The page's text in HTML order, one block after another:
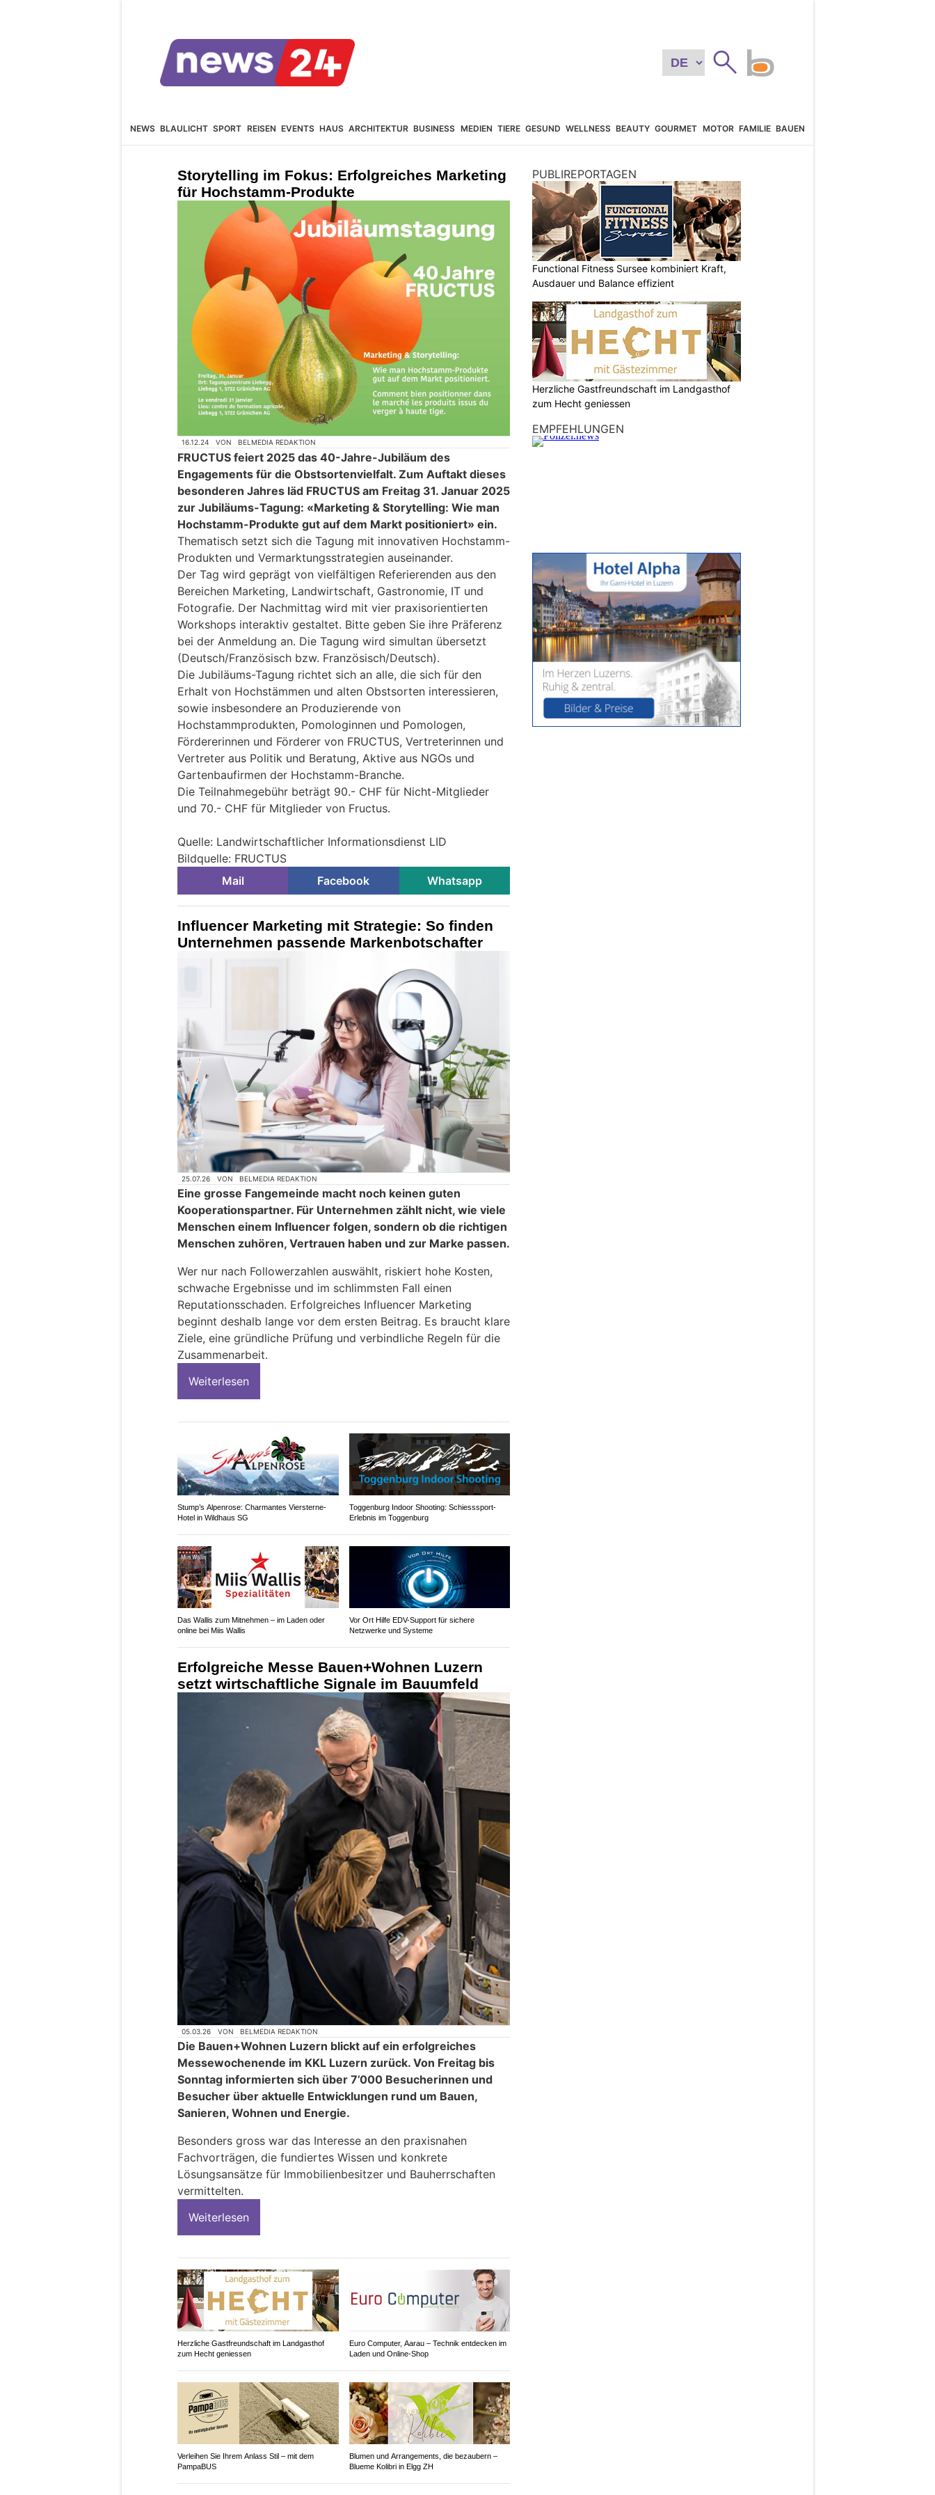
NEWS BLAULICHT SPORT REISEN EVENTS HAUS ARCHITEKTUR BUSINESS MEDIEN TIERE GESUND WELLNESS BEAUTY GOURMET MOTOR FAMILIE BAUEN
Storytelling im Fokus: Erfolgreiches Marketing
für Hochstamm-Produkte
16.12.24 VON BELMEDIA REDAKTION
FRUCTUS feiert 2025 das 40-Jahre-Jubiläum des
Engagements für die Obstsortenvielfalt. Zum Auftakt dieses
besonderen Jahres läd FRUCTUS am Freitag 31. Januar 2025
zur Jubiläums-Tagung: «Marketing & Storytelling: Wie man
Hochstamm-Produkte gut auf dem Markt positioniert» ein.
Thematisch setzt sich die Tagung mit innovativen Hochstamm-
Produkten und Vermarktungsstrategien auseinander.
Der Tag wird geprägt von vielfältigen Referierenden aus den
Bereichen Marketing, Landwirtschaft, Gastronomie, IT und
Fotografie. Der Nachmittag wird mit vier praxisorientierten
Workshops interaktiv gestaltet. Bitte geben Sie ihre Präferenz
bei der Anmeldung an. Die Tagung wird simultan übersetzt
(Deutsch/Französisch bzw. Französisch/Deutsch).
Die Jubiläums-Tagung richtet sich an alle, die sich für den
Erhalt von Hochstämmen und alten Obstsorten interessieren,
sowie insbesondere an Produzierende von
Hochstammprodukten, Pomologinnen und Pomologen,
Fördererinnen und Förderer von FRUCTUS, Vertreterinnen und
Vertreter aus Politik und Beratung, Aktive aus NGOs und
Gartenbaufirmen der Hochstamm-Branche.
Die Teilnahmegebühr beträgt 90.- CHF für Nicht-Mitglieder
und 70.- CHF für Mitglieder von Fructus.
Quelle: Landwirtschaftlicher Informationsdienst LID
Bildquelle: FRUCTUS
Mail
Facebook Whatsapp
Influencer Marketing mit Strategie: So finden
Unternehmen passende Markenbotschafter
25.07.26 VON BELMEDIA REDAKTION
Eine grosse Fangemeinde macht noch keinen guten
Kooperationspartner. Für Unternehmen zählt nicht, wie viele
Menschen einem Influencer folgen, sondern ob die richtigen
Menschen zuhören, Vertrauen haben und zur Marke passen.
Wer nur nach Followerzahlen auswählt, riskiert hohe Kosten,
schwache Ergebnisse und im schlimmsten Fall einen
Reputationsschaden. Erfolgreiches Influencer Marketing
beginnt deshalb lange vor dem ersten Beitrag. Es braucht klare
Ziele, eine gründliche Prüfung und verbindliche Regeln für die
Zusammenarbeit.
Weiterlesen
Stump’s Alpenrose: Charmantes Viersterne-
Hotel in Wildhaus SG
Toggenburg Indoor Shooting: Schiesssport-
Erlebnis im Toggenburg
Das Wallis zum Mitnehmen – im Laden oder
online bei Miis Wallis
Vor Ort Hilfe EDV-Support für sichere
Netzwerke und Systeme
Erfolgreiche Messe Bauen+Wohnen Luzern
setzt wirtschaftliche Signale im Bauumfeld
05.03.26 VON BELMEDIA REDAKTION
Die Bauen+Wohnen Luzern blickt auf ein erfolgreiches
Messewochenende im KKL Luzern zurück. Von Freitag bis
Sonntag informierten sich über 7’000 Besucherinnen und
Besucher über aktuelle Entwicklungen rund um Bauen,
Sanieren, Wohnen und Energie.
Besonders gross war das Interesse an den praxisnahen
Fachvorträgen, die fundiertes Wissen und konkrete
Lösungsansätze für Immobilienbesitzer und Bauherrschaften
vermittelten.
Weiterlesen
Herzliche Gastfreundschaft im Landgasthof
zum Hecht geniessen
Euro Computer, Aarau – Technik entdecken im
Laden und Online-Shop
Verleihen Sie Ihrem Anlass Stil – mit dem
PampaBUS
Blumen und Arrangements, die bezaubern –
Blueme Kolibri in Elgg ZH
PUBLIREPORTAGEN
Functional Fitness Sursee kombiniert Kraft,
Ausdauer und Balance effizient
Herzliche Gastfreundschaft im Landgasthof
zum Hecht geniessen
EMPFEHLUNGEN